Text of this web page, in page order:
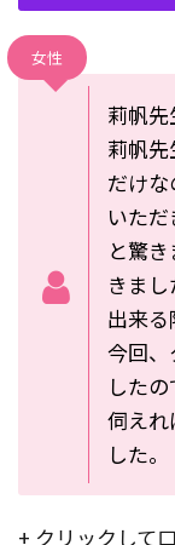
女性
莉帆先
莉帆
だけ
いただ
と驚き
きま
出来る
今回、
した
伺えれ
した。
+ クリックして